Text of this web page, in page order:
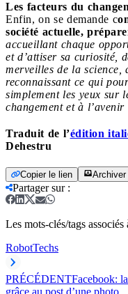
Les facteurs du
Enfin, on se demande c
société actuelle,
accueillant chaque
et d’attiser sa curiosité,
merveilles de la
reconnaissant ce qui
simplement les yeux sur
changement et à l’avenir
Traduit de l’édition
Dehestru
Copier le lien
Partager sur:
Les mots-clés/tags associés
RobotTechs
PRÉCÉDENTFacebook: